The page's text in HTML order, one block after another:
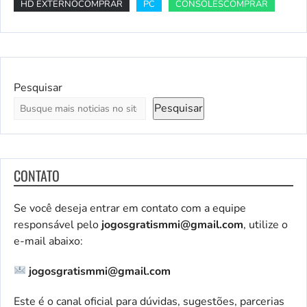
HD EXTERNOCOMPRAR
PC CONSOLESCOMPRAR
Pesquisar
Pesquisar
CONTATO
Se você deseja entrar em contato com a equipe
responsável pelo jogosgratismmi@gmail.com, utilize o
e-mail abaixo:
jogosgratismmi@gmail.com
Este é o canal oficial para dúvidas, sugestões, parcerias